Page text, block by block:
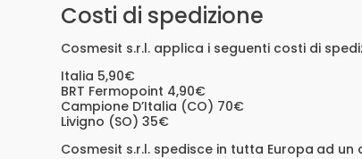
Costi di spedizione
Cosmesit s.r.l. applica i seguenti costi di
Italia 5,90€
BRT Fermopoint 4,90€
Campione D’Italia (CO) 70€
Livigno (SO) 35€
Cosmesit s.r.l. spedisce in tutta Europa ad un